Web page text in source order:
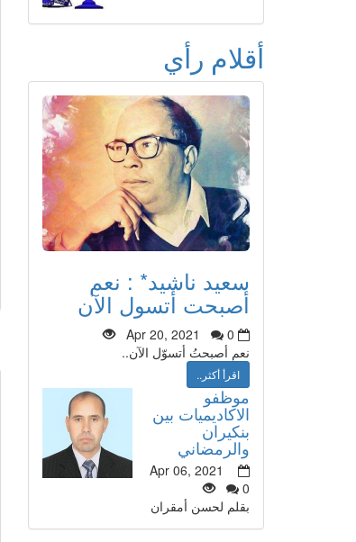
أقلام رأي
سعيد ناشيد* : نعم
أصبحت أتسول الآن
Apr 20, 2021
0
نعم أصبحتُ أتسوّل الآن..
اقرأ أكثر..
موظفو
الاكاديميات بين
بنكيران
والرمضاني
Apr 06, 2021
0
بقلم لحسن أمقران